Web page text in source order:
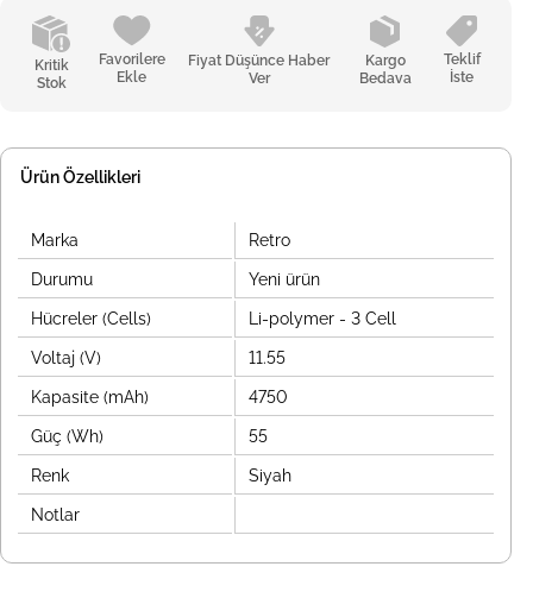
Kritik
Stok
Favorilere
Ekle
Fiyat Düşünce Haber
Ver
Kargo
Bedava
Teklif
İste
Ürün Özellikleri
Marka Retro
Durumu Yeni ürün
Hücreler (Cells) Li-polymer - 3 Cell
Voltaj (V) 11.55
Kapasite (mAh) 4750
Güç (Wh) 55
Renk Siyah
Notlar